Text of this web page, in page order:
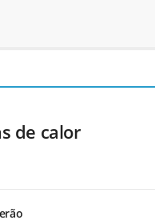
de calor